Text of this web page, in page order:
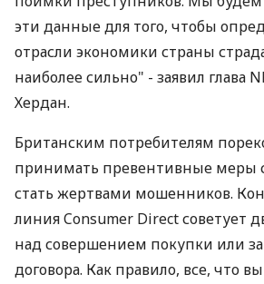
эти данные для того, чтобы
отрасли экономики страны
наиболее сильно" - заявил глава
Хердан.
Британским потребителям
принимать превентивные меры
стать жертвами мошенников.
линия Consumer Direct советует
над совершением покупки или
договора. Как правило, все, что